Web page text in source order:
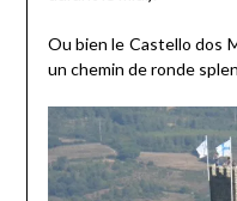
Ou bien le Castello dos
un chemin de ronde